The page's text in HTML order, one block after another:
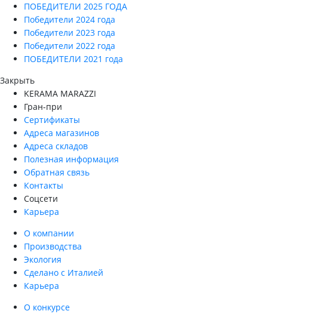
ПОБЕДИТЕЛИ 2025 ГОДА
Победители 2024 года
Победители 2023 года
Победители 2022 года
ПОБЕДИТЕЛИ 2021 года
Закрыть
KERAMA MARAZZI
Гран-при
Сертификаты
Адреса магазинов
Адреса складов
Полезная информация
Обратная связь
Контакты
Соцсети
Карьера
О компании
Производства
Экология
Сделано с Италией
Карьера
О конкурсе